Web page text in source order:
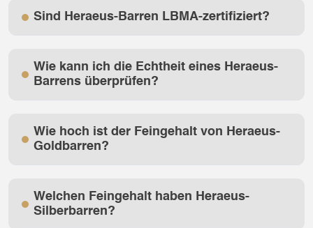
Sind Heraeus-Barren LBMA-zertifiziert?
Wie kann ich die Echtheit eines Heraeus-
Barrens überprüfen?
Wie hoch ist der Feingehalt von Heraeus-
Goldbarren?
Welchen Feingehalt haben Heraeus-
Silberbarren?